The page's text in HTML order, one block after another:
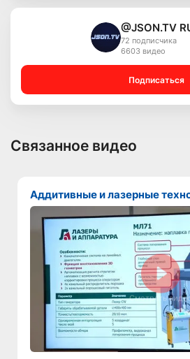
@JSON.TV
72 подписчика
6603 видео
Подписаться
Связанное видео
Аддитивные и лазерные
Смотреть